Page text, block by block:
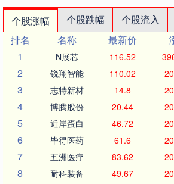
个股涨幅 个股跌幅 个股流入
排名
名称 最新价
1
N展芯 116.52
2 锐翔智能 110.02
3 志特新材 14.8
4 博腾股份 20.44
5 近岸蛋白 46.72
6 毕得医药 61.6
7 五洲医疗 83.62
8 耐科装备 49.67